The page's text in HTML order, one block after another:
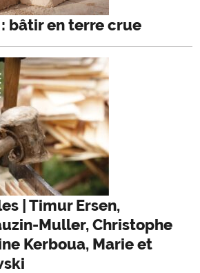
bâtir en terre crue
| Timur Ersen,
Muller, Christophe
Kerboua, Marie et